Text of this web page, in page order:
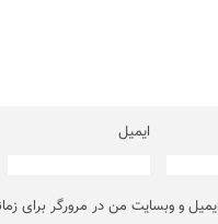
ایمیل
و وبسایت من در مرورگر برای